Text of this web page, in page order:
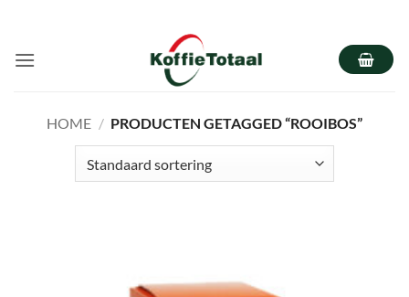
inhoud
HOME / PRODUCTEN GETAGGED “ROOIBOS”